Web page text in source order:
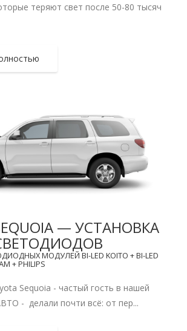
теряют свет после 50-80 тысяч
— УСТАНОВКА
МОДУЛЕЙ BI-LED KOITO + BI-LED
+ PHILIPS
Sequoia - частый гость в нашей
- делали почти всё: от пер...